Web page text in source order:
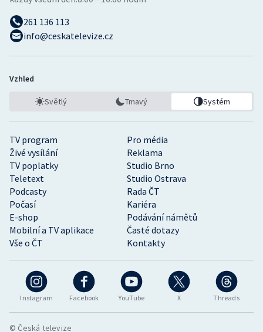
Instagram Facebook YouTube X Threads
TV program
Pro média
Živé vysílání
Reklama
TV poplatky
Studio Brno
Teletext
Studio Ostrava
Podcasty
Rada ČT
Počasí
Kariéra
E-shop
Podávání námětů
Mobilní a TV aplikace
Časté dotazy
Vše o ČT
Kontakty
261 136 113
info@ceskatelevize.cz
Vzhled
Světlý Tmavý Systém
© Česká televize